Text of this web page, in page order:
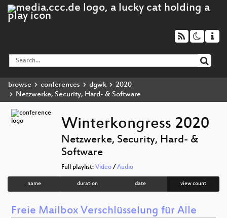
browse conferences dgwk
2020
Netzwerke, Security, Hard- & Software
Winterkongress 2020
Netzwerke, Security, Hard- &
Software
Full playlist:Video /Audio
name duration date view count
Freie Mailbox Verschlüsselung für Alle